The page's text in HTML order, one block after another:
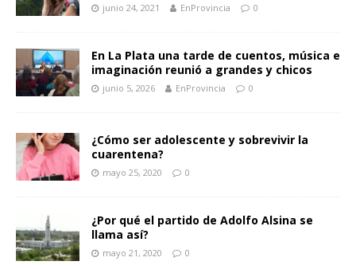
junio 24, 2021 EnProvincia 0
En La Plata una tarde de cuentos, música e
imaginación reunió a grandes y chicos
junio 5, 2026 EnProvincia 0
¿Cómo ser adolescente y sobrevivir la
cuarentena?
mayo 25, 2020 0
¿Por qué el partido de Adolfo Alsina se
llama así?
mayo 21, 2020 0